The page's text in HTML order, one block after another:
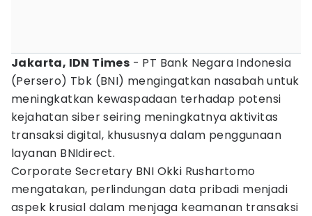
Jakarta, IDN Times - PT Bank Negara Indonesia
(Persero) Tbk (BNI) mengingatkan nasabah untuk
meningkatkan kewaspadaan terhadap potensi
kejahatan siber seiring meningkatnya aktivitas
transaksi digital, khususnya dalam penggunaan
layanan BNIdirect.
Corporate Secretary BNI Okki Rushartomo
mengatakan, perlindungan data pribadi menjadi
aspek krusial dalam menjaga keamanan transaksi